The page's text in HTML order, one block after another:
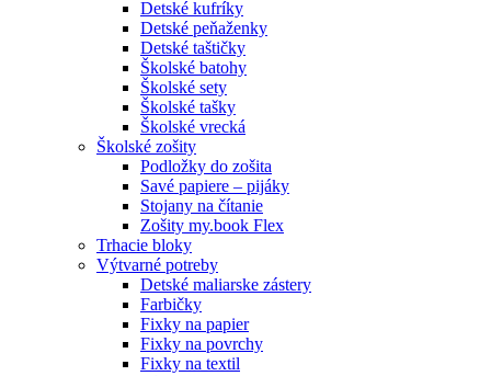
Detské kufríky
Detské peňaženky
Detské taštičky
Školské batohy
Školské sety
Školské tašky
Školské vrecká
Školské zošity
Podložky do zošita
Savé papiere – pijáky
Stojany na čítanie
Zošity my.book Flex
Trhacie bloky
Výtvarné potreby
Detské maliarske zástery
Farbičky
Fixky na papier
Fixky na povrchy
Fixky na textil